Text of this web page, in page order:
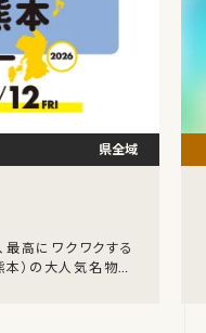
最高にワクワクする
）の大人気名物企
県全域